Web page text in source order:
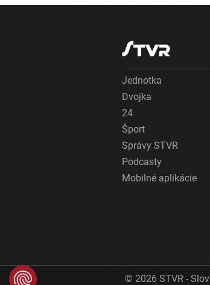
Jednotka
Dvojka
24
Šport
Správy STVR
Podcasty
Mobilné aplikácie
© 2026 STVR -